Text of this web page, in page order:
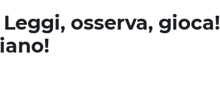
osserva, gioca!